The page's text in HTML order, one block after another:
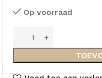
Op voorraad